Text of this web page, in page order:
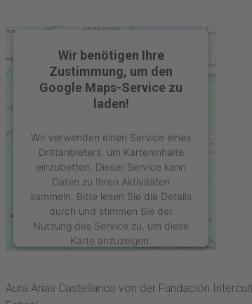
Wir benötigen Ihre
Zustimmung, um den
Google Maps-Service zu
laden!
Wir verwenden einen Service eines
Drittanbieters, um Karteninhalte
einzubetten. Dieser Service kann
Daten zu Ihren Aktivitäten
sammeln. Bitte lesen Sie die Details
durch und stimmen Sie der
Nutzung des Service zu, um diese
Karte anzuzeigen.
Aura Arias Castellanos von der Fundación